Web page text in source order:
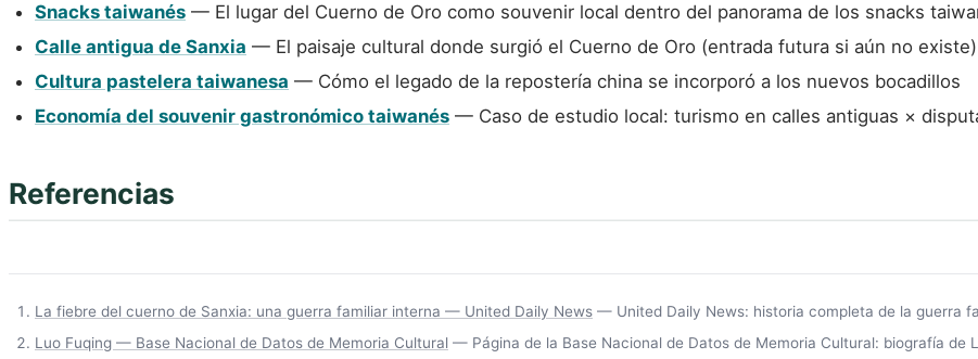
Snacks taiwanés — El lugar del Cuerno de Oro como souvenir local dentro del panorama de los snacks
Calle antigua de Sanxia — El paisaje cultural donde surgió el Cuerno de Oro (entrada futura si aún no existe)
Cultura pastelera taiwanesa — Cómo el legado de la repostería china se incorporó a los nuevos bocadillos
Economía del souvenir gastronómico taiwanés — Caso de estudio local: turismo en calles antiguas ×
Referencias
La fiebre del cuerno de Sanxia: una guerra familiar interna — United Daily News — United Daily News: historia completa de la guerra
Luo Fuqing — Base Nacional de Datos de Memoria Cultural — Página de la Base Nacional de Datos de Memoria Cultural: biografía de